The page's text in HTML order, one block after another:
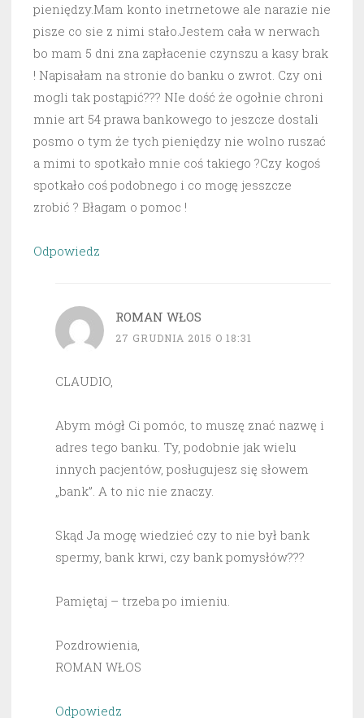
pieniędzy.Mam konto inetrnetowe ale narazie nie
pisze co sie z nimi stało.Jestem cała w nerwach
bo mam 5 dni zna zapłacenie czynszu a kasy brak
! Napisałam na stronie do banku o zwrot. Czy oni
mogli tak postąpić??? NIe dość że ogołnie chroni
mnie art 54 prawa bankowego to jeszcze dostali
posmo o tym że tych pieniędzy nie wolno ruszać
a mimi to spotkało mnie coś takiego ?Czy kogoś
spotkało coś podobnego i co mogę jesszcze
zrobić ? Błagam o pomoc !
Odpowiedz
ROMAN WŁOS
27 GRUDNIA 2015 O 18:31
CLAUDIO,
Abym mógł Ci pomóc, to muszę znać nazwę i
adres tego banku. Ty, podobnie jak wielu
innych pacjentów, posługujesz się słowem
„bank”. A to nic nie znaczy.
Skąd Ja mogę wiedzieć czy to nie był bank
spermy, bank krwi, czy bank pomysłów???
Pamiętaj – trzeba po imieniu.
Pozdrowienia,
ROMAN WŁOS
Odpowiedz